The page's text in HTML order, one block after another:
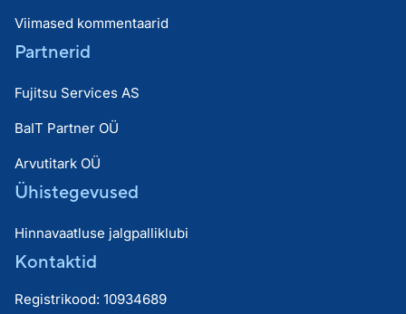
Viimased kommentaarid
Partnerid
Fujitsu Services AS
BaIT Partner OÜ
Arvutitark OÜ
Ühistegevused
Hinnavaatluse jalgpalliklubi
Kontaktid
Registrikood: 10934689